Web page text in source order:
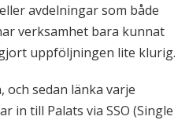
avdelningar som både
verksamhet bara kunnat
uppföljningen lite klurig.
sedan länka varje
in till Palats via SSO (Single